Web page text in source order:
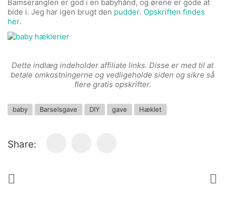
Bamseranglen er god i en babyhånd, og ørene er gode at
bide i. Jeg har igen brugt den pudder. Opskriften findes
her.
Dette indlæg indeholder affiliate links. Disse er med til at
betale omkostningerne og vedligeholde siden og sikre så
flere gratis opskrifter.
baby Barselsgave DIY gave Hæklet
Share: